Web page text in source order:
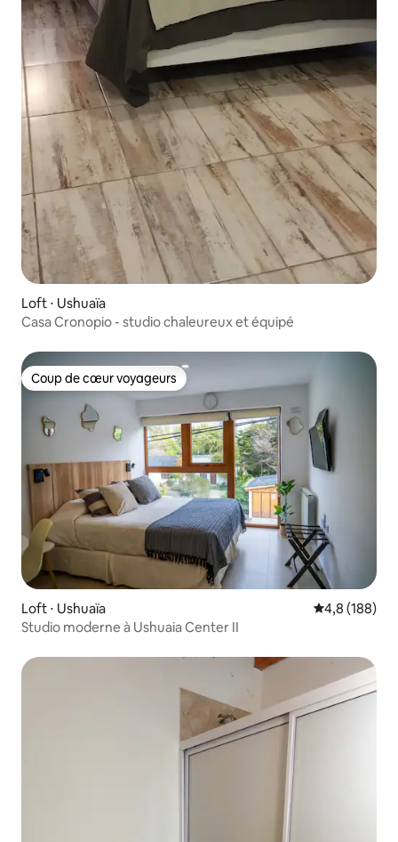
Loft ⋅ Ushuaïa
Casa Cronopio - studio chaleureux et équipé
Coup de cœur voyageurs
Coup de cœur voyageurs
Loft ⋅ Ushuaïa Évaluation
4,8 (188)
Studio moderne à Ushuaia Center II